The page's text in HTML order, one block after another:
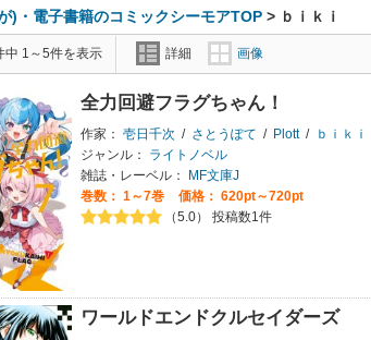
)・電子書籍のコミックシーモアTOP > ｂｉｋｉ
中 1～5件を表示 詳細 画像
全力回避フラグちゃん！
作家： 壱日千次 / さとうぽて / Plott /
ｂｉｋｉ
ジャンル：
ライトノベル
雑誌・レーベル：
MF文庫J
巻数： 1～7巻
価格： 620pt～720pt
（5.0） 投稿数1件
ワールドエンドクルセイダーズ